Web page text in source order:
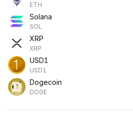
ETH
Solana
SOL
XRP
XRP
USD1
USD1
Dogecoin
DOGE